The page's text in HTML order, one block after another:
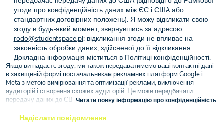
угоди про конфіденційність даних між ЄС і США або
стандартних договірних положень). Я можу відкликати свою
згоду в будь-який момент, звернувшись за адресою
rodo@studentspace.pl; відкликання згоди не впливає на
законність обробки даних, здійсненої до її відкликання.
Докладна інформація міститься в Політиці конфіденційності.
Якщо ви надасте згоду, ми також передаватимемо ваші контактні дані
в захищеній формі постачальникам рекламних платформ Google і
Meta з метою вимірювання та оптимізації реклами, виключення
аудиторій і створення схожих аудиторій. Це може передбачати
передачу даних до США (відповідно до Рамкової угоди про
положень) на підставі вашої згоди (стаття 6(1)(a) GDPR).
Читати повну інформацію про конфіденційність
Надіслати повідомлення